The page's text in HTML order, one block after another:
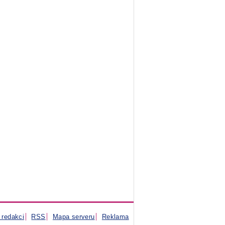
redakci RSS Mapa serveru Reklama